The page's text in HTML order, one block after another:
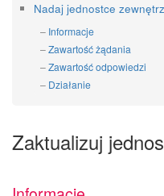
Nadaj jednostce
Informacje
Zawartość żądania
Zawartość odpowiedzi
Działanie
Zaktualizuj